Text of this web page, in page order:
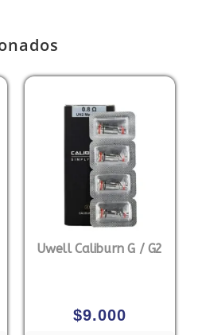
Uwell Caliburn G / G2
$9.000